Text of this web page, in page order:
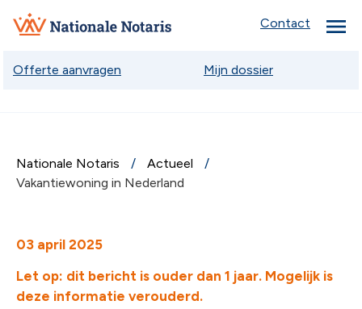
Nationale
Contact menu
Offerte aanvragen Mijn dossier
Nationale Notaris
Actueel
Vakantiewoning in Nederland
03 april 2025
Let op: dit bericht is ouder dan 1 jaar. Mogelijk is
deze informatie verouderd.